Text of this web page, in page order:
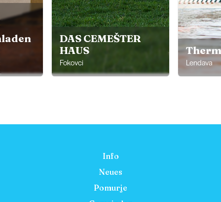
DAS CEMEŠTER
HAUS
Fokovci Lendava
Info
Neues
Pomurje